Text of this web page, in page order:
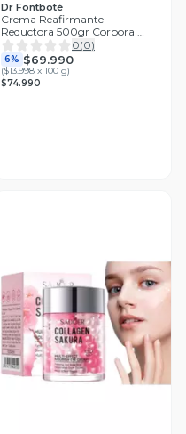
Dr Fontboté
Crema Reafirmante -
Reductora 500gr Corporal
Sculpting Body
0(0)
6% $69.990
($13.998 x 100 g)
$74.990